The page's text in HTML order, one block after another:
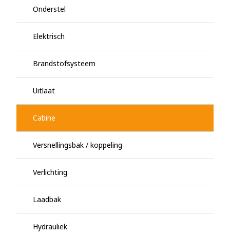
Onderstel
Elektrisch
Brandstofsysteem
Uitlaat
Cabine
Versnellingsbak / koppeling
Verlichting
Laadbak
Hydrauliek